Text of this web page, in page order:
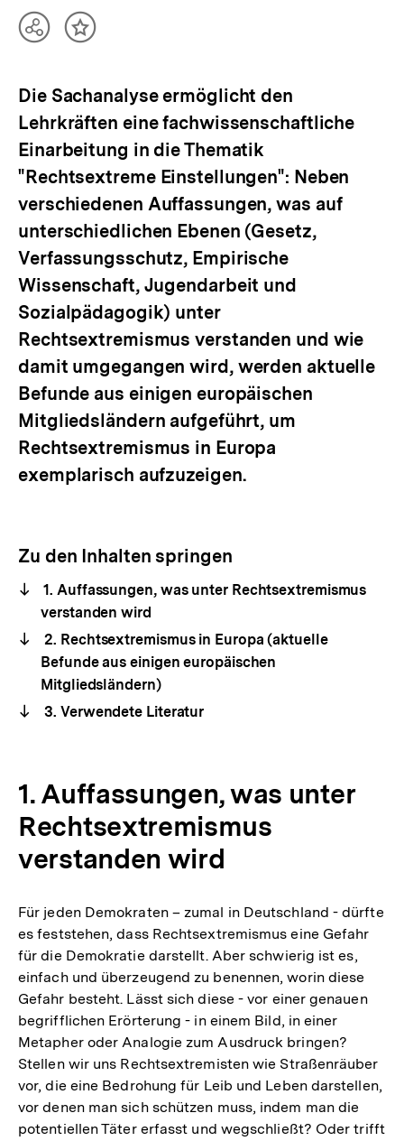
TeilenInhalt
Die Sachanalyse ermöglicht den
Lehrkräften eine fachwissenschaftliche
Einarbeitung in die Thematik
"Rechtsextreme Einstellungen": Neben
verschiedenen Auffassungen, was auf
unterschiedlichen Ebenen (Gesetz,
Verfassungsschutz, Empirische
Wissenschaft, Jugendarbeit und
Sozialpädagogik) unter
Rechtsextremismus verstanden und wie
damit umgegangen wird, werden aktuelle
Befunde aus einigen europäischen
Mitgliedsländern aufgeführt, um
Rechtsextremismus in Europa
exemplarisch aufzuzeigen.
Zu den Inhalten springen
1. Auffassungen, was unter Rechtsextremismus
verstanden wird
2. Rechtsextremismus in Europa (aktuelle
Befunde aus einigen europäischen
Mitgliedsländern)
3. Verwendete Literatur
1. Auffassungen, was unter
Rechtsextremismus
verstanden wird
Für jeden Demokraten – zumal in Deutschland - dürfte
es feststehen, dass Rechtsextremismus eine Gefahr
für die Demokratie darstellt. Aber schwierig ist es,
einfach und überzeugend zu benennen, worin diese
Gefahr besteht. Lässt sich diese - vor einer genauen
begrifflichen Erörterung - in einem Bild, in einer
Metapher oder Analogie zum Ausdruck bringen?
Stellen wir uns Rechtsextremisten wie Straßenräuber
vor, die eine Bedrohung für Leib und Leben darstellen,
vor denen man sich schützen muss, indem man die
potentiellen Täter erfasst und wegschließt? Oder trifft